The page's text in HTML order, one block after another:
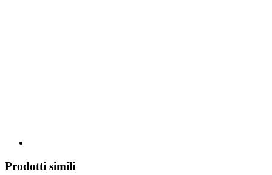
Prodotti simili